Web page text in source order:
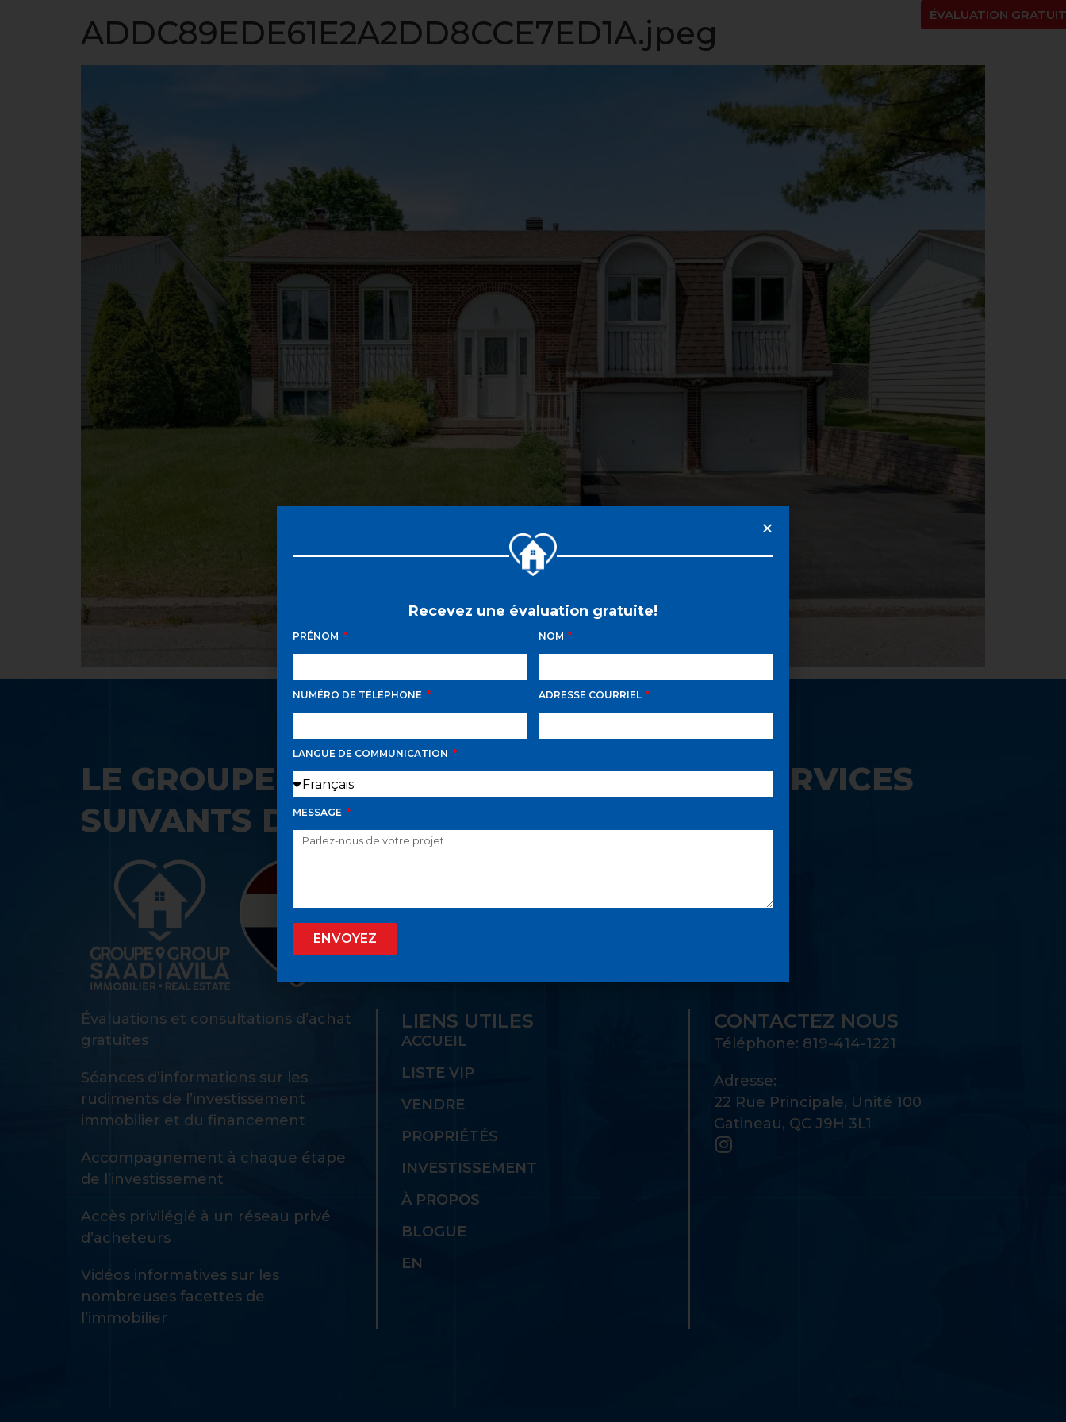
ÉVALUATION
ADDC89EDE61E2A2DD8CCE7ED1A.jpeg
LE GROUPE SAAD AVILA PROPOSE LES SERVICES
SUIVANTS DANS SON GUICHET UNIQUE:
Évaluations et consultations d’achat
gratuites
Séances d’informations sur les
rudiments de l’investissement
immobilier et du financement
Accompagnement à chaque étape
de l’investissement
Accès privilégié à un réseau privé
d’acheteurs
Vidéos informatives sur les
nombreuses facettes de
l’immobilier
LIENS UTILES
ACCUEIL
LISTE VIP
VENDRE
PROPRIÉTÉS
INVESTISSEMENT
À PROPOS
BLOGUE
EN
CONTACTEZ NOUS
Téléphone: 819-414-1221
Adresse:
22 Rue Principale, Unité 100
Gatineau, QC J9H 3L1
Recevez une évaluation gratuite!
PRÉNOM NOM
NUMÉRO DE TÉLÉPHONE ADRESSE COURRIEL
LANGUE DE COMMUNICATION
MESSAGE
ENVOYEZ